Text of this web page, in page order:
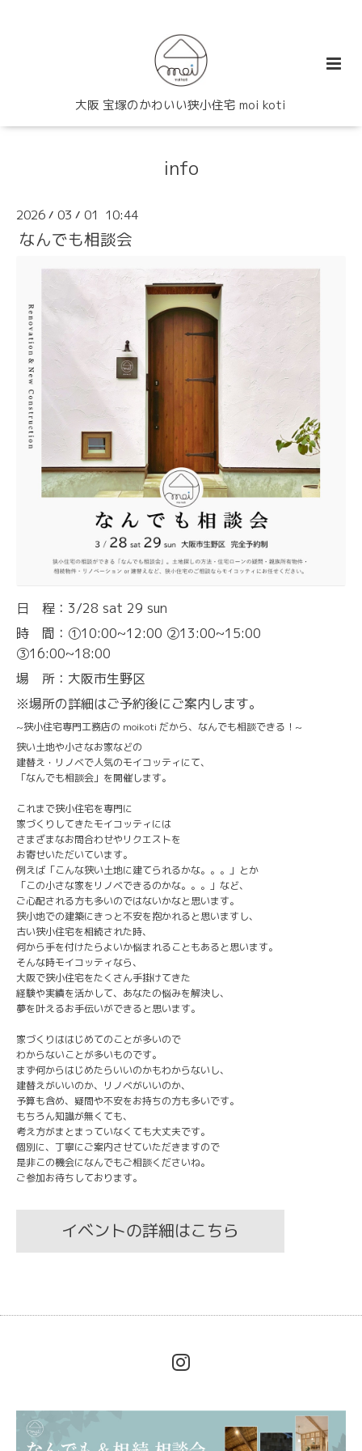
大阪 宝塚のかわいい狭小住宅 moi koti
info
2026 / 03 / 01 10:44
なんでも相談会
日 程：3/28 sat 29 sun
時 間：①10:00~12:00 ②13:00~15:00
③16:00~18:00
場 所：大阪市生野区
※場所の詳細はご予約後にご案内します。
~狭小住宅専門工務店の moikoti だから、なんでも相談できる！~
狭い土地や小さなお家などの
建替え・リノベで人気のモイコッティにて、
「なんでも相談会」を開催します。
これまで狭小住宅を専門に
家づくりしてきたモイコッティには
さまざまなお問合わせやリクエストを
お寄せいただいています。
例えば「こんな狭い土地に建てられるかな。。。」とか
「この小さな家をリノベできるのかな。。。」など、
ご心配される方も多いのではないかなと思います。
狭小地での建築にきっと不安を抱かれると思いますし、
古い狭小住宅を相続された時、
何から手を付けたらよいか悩まれることもあると思います。
そんな時モイコッティなら、
大阪で狭小住宅をたくさん手掛けてきた
経験や実績を活かして、あなたの悩みを解決し、
夢を叶えるお手伝いができると思います。
家づくりははじめてのことが多いので
わからないことが多いものです。
まず何からはじめたらいいのかもわからないし、
建替えがいいのか、リノベがいいのか、
予算も含め、疑問や不安をお持ちの方も多いです。
もちろん知識が無くても、
考え方がまとまっていなくても大丈夫です。
個別に、丁寧にご案内させていただきますので
是非この機会になんでもご相談くださいね。
ご参加お待ちしております。
イベントの詳細はこちら